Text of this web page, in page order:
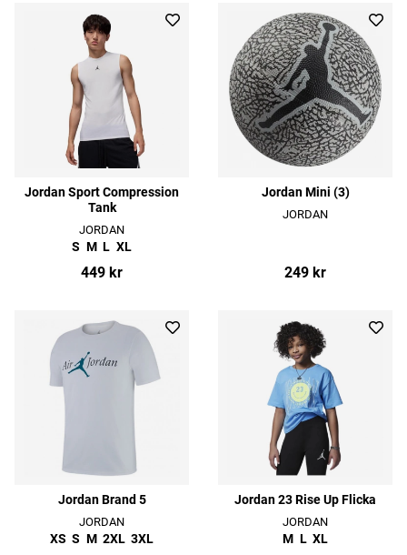
Jordan Sport Compression
Tank
JORDAN
S M L XL
449 kr
Jordan Mini (3)
JORDAN
249 kr
Jordan Brand 5
JORDAN
XS S M 2XL 3XL
Jordan 23 Rise Up Flicka
JORDAN
M L XL